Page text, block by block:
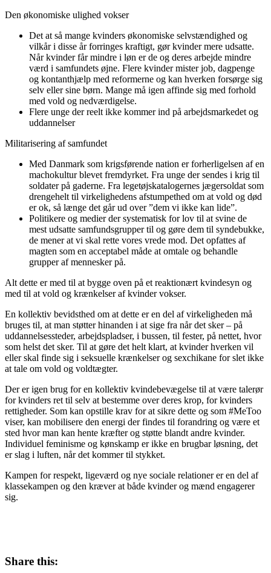
Den økonomiske ulighed vokser
Det at så mange kvinders økonomiske selvstændighed og
vilkår i disse år forringes kraftigt, gør kvinder mere udsatte.
Når kvinder får mindre i løn er de og deres arbejde mindre
værd i samfundets øjne. Flere kvinder mister job, dagpenge
og kontanthjælp med reformerne og kan hverken forsørge sig
selv eller sine børn. Mange må igen affinde sig med forhold
med vold og nedværdigelse.
Flere unge der reelt ikke kommer ind på arbejdsmarkedet og
uddannelser
Militarisering af samfundet
Med Danmark som krigsførende nation er forherligelsen af en
machokultur blevet fremdyrket. Fra unge der sendes i krig til
soldater på gaderne. Fra legetøjskatalogernes jægersoldat som
drengehelt til virkelighedens afstumpethed om at vold og død
er ok, så længe det går ud over ”dem vi ikke kan lide”.
Politikere og medier der systematisk for lov til at svine de
mest udsatte samfundsgrupper til og gøre dem til syndebukke,
de mener at vi skal rette vores vrede mod. Det opfattes af
magten som en acceptabel måde at omtale og behandle
grupper af mennesker på.
Alt dette er med til at bygge oven på et reaktionært kvindesyn og
med til at vold og krænkelser af kvinder vokser.
En kollektiv bevidsthed om at dette er en del af virkeligheden må
bruges til, at man støtter hinanden i at sige fra når det sker – på
uddannelsessteder, arbejdspladser, i bussen, til fester, på nettet, hvor
som helst det sker. Til at gøre det helt klart, at kvinder hverken vil
eller skal finde sig i seksuelle krænkelser og sexchikane for slet ikke
at tale om vold og voldtægter.
Der er igen brug for en kollektiv kvindebevægelse til at være talerør
for kvinders ret til selv at bestemme over deres krop, for kvinders
rettigheder. Som kan opstille krav for at sikre dette og som #MeToo
viser, kan mobilisere den energi der findes til forandring og være et
sted hvor man kan hente kræfter og støtte blandt andre kvinder.
Individuel feminisme og kønskamp er ikke en brugbar løsning, det
er slag i luften, når det kommer til stykket.
Kampen for respekt, ligeværd og nye sociale relationer er en del af
klassekampen og den kræver at både kvinder og mænd engagerer
sig.
Share this: